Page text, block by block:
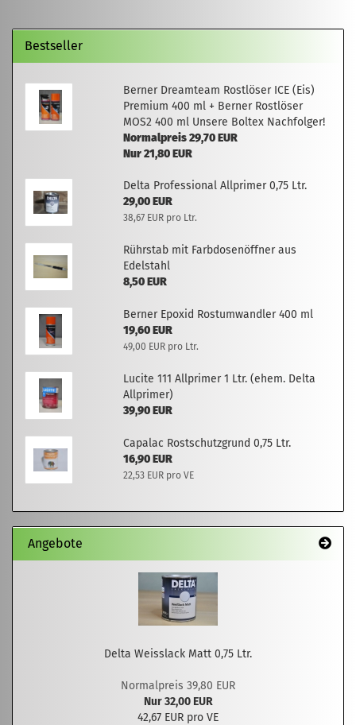
Bestseller
Berner Dreamteam Rostlöser ICE (Eis)
Premium 400 ml + Berner Rostlöser
MOS2 400 ml Unsere Boltex Nachfolger!
Normalpreis 29,70 EUR
Nur 21,80 EUR
Delta Professional Allprimer 0,75 Ltr.
29,00 EUR
38,67 EUR pro Ltr.
Rührstab mit Farbdosenöffner aus
Edelstahl
8,50 EUR
Berner Epoxid Rostumwandler 400 ml
19,60 EUR
49,00 EUR pro Ltr.
Lucite 111 Allprimer 1 Ltr. (ehem. Delta
Allprimer)
39,90 EUR
Capalac Rostschutzgrund 0,75 Ltr.
16,90 EUR
22,53 EUR pro VE
Angebote
Delta Weisslack Matt 0,75 Ltr.
Normalpreis 39,80 EUR
Nur 32,00 EUR
42,67 EUR pro VE